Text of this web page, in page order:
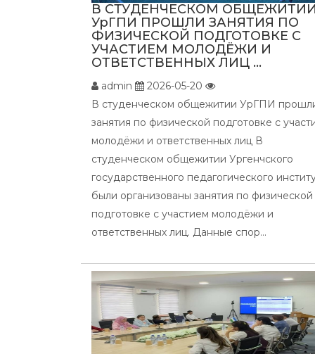
В СТУДЕНЧЕСКОМ
УрГПИ ПРОШЛИ ЗАНЯТИЯ ПО
ФИЗИЧЕСКОЙ ПОДГОТОВКЕ С
УЧАСТИЕМ МОЛОДЁЖИ И
ОТВЕТСТВЕННЫХ ЛИЦ ...
admin
2026-05-20
В студенческом общежитии УрГПИ
занятия по физической подготовке с
молодёжи и ответственных лиц В
студенческом общежитии Ургенчского
государственного педагогического
были организованы занятия по физической
подготовке с участием молодёжи и
ответственных лиц. Данные спор...